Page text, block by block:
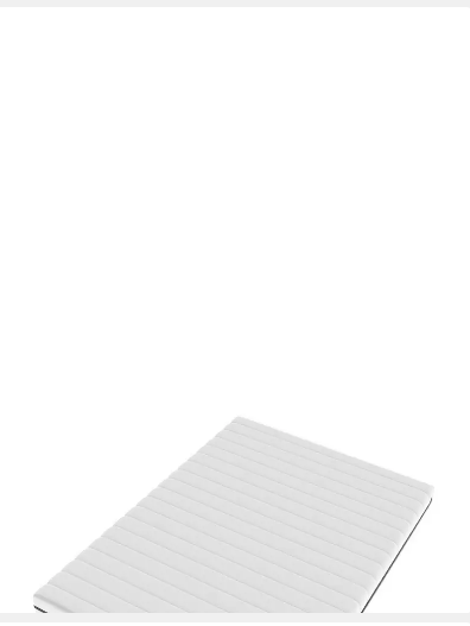
Matratze 140x200, H2&H3), made in Germany,
ergonomisch, atmungsaktiv, abnehmbarer Bezug
199,90 €
lieferbar - in 5-6 Werktagen bei dir